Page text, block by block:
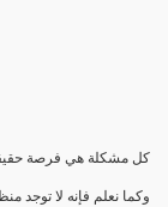
كل مشكلة هي فرصة
وكما نعلم فإنه لا توجد